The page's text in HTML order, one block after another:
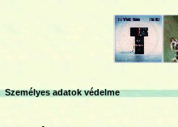
Személyes adatok védelme